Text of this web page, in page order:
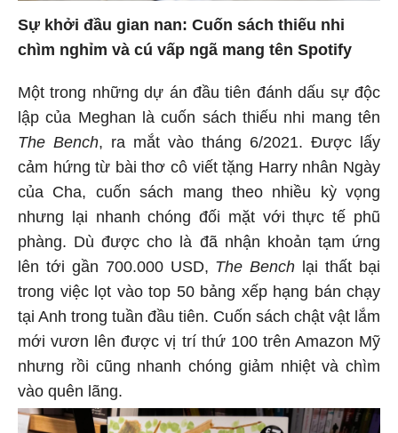
Sự khởi đầu gian nan: Cuốn sách thiếu nhi
chìm nghỉm và cú vấp ngã mang tên Spotify
Một trong những dự án đầu tiên đánh dấu sự độc
lập của Meghan là cuốn sách thiếu nhi mang tên
The Bench , ra mắt vào tháng 6/2021. Được lấy
cảm hứng từ bài thơ cô viết tặng Harry nhân Ngày
của Cha, cuốn sách mang theo nhiều kỳ vọng
nhưng lại nhanh chóng đối mặt với thực tế phũ
phàng. Dù được cho là đã nhận khoản tạm ứng
lên tới gần 700.000 USD, The Bench lại thất bại
trong việc lọt vào top 50 bảng xếp hạng bán chạy
tại Anh trong tuần đầu tiên. Cuốn sách chật vật lắm
mới vươn lên được vị trí thứ 100 trên Amazon Mỹ
nhưng rồi cũng nhanh chóng giảm nhiệt và chìm
vào quên lãng.